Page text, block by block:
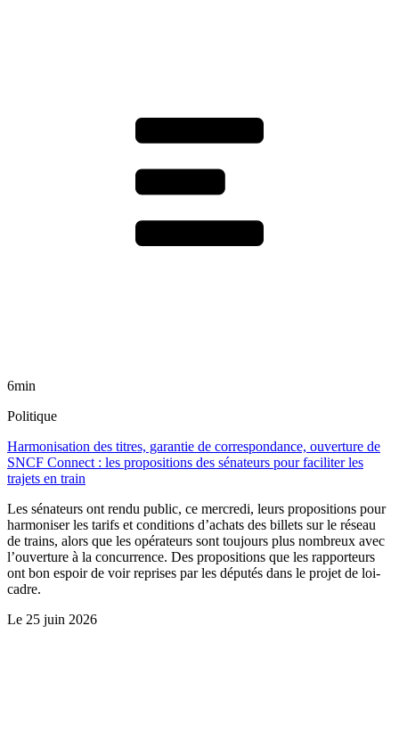
6min
Politique
Harmonisation des titres, garantie de correspondance, ouverture de
SNCF Connect : les propositions des sénateurs pour faciliter les
trajets en train
Les sénateurs ont rendu public, ce mercredi, leurs propositions pour
harmoniser les tarifs et conditions d’achats des billets sur le réseau
de trains, alors que les opérateurs sont toujours plus nombreux avec
l’ouverture à la concurrence. Des propositions que les rapporteurs
ont bon espoir de voir reprises par les députés dans le projet de loi-
cadre.
Le 25 juin 2026